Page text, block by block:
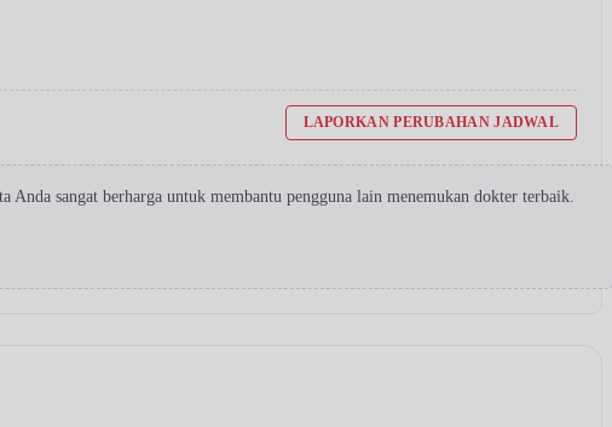
LAPORKAN PERUBAHAN JADWAL
sangat berharga untuk membantu pengguna lain menemukan dokter terbaik.